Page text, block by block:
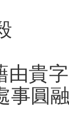
由貴
事圓